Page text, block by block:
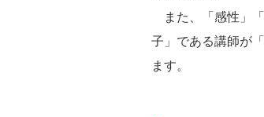
また、「感性」
子」である講師が
ます。